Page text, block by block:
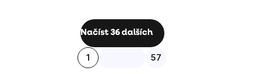
Ovládací
výpisu
Načíst 36 dalších
Stránkování
1 57